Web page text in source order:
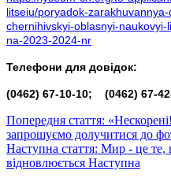
litseiu/poryadok-
chernihivskyi-oblasnyi-
na-2023-2024-nr
Телефони для довідок:
(0462) 67-10-10; (0462) 67-
Попередня стаття:
запрошуємо долучитися до
Наступна стаття: Мир - це те,
відновлюється Наступна